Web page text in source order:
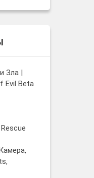
Зла |
Evil Beta